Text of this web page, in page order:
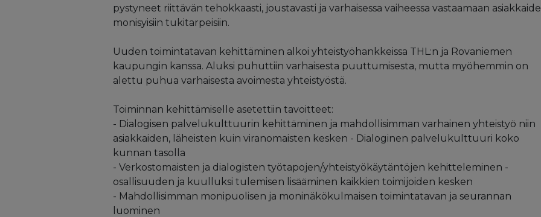
pystyneet riittävän tehokkaasti, joustavasti ja varhaisessa vaiheessa vastaamaan
monisyisiin tukitarpeisiin.
Uuden toimintatavan kehittäminen alkoi yhteistyöhankkeissa THL:n ja Rovaniemen
kaupungin kanssa. Aluksi puhuttiin varhaisesta puuttumisesta, mutta myöhemmin on
alettu puhua varhaisesta avoimesta yhteistyöstä.
Toiminnan kehittämiselle asetettiin tavoitteet:
- Dialogisen palvelukulttuurin kehittäminen ja mahdollisimman varhainen yhteistyö niin
asiakkaiden, läheisten kuin viranomaisten kesken - Dialoginen palvelukulttuuri koko
kunnan tasolla
- Verkostomaisten ja dialogisten työtapojen/yhteistyökäytäntöjen kehitteleminen -
osallisuuden ja kuulluksi tulemisen lisääminen kaikkien toimijoiden kesken
- Mahdollisimman monipuolisen ja moninäkökulmaisen toimintatavan ja seurannan
luominen